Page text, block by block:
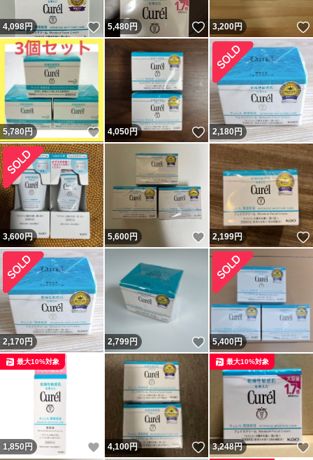
4,098円 いいね！
5,480円 いいね！
3,200円
5,780円 いいね！
4,050円 いいね！
2,180円
3,600円 5,600円 いいね！
2,199円
2,170円 2,799円 いいね！
5,400円
1,850 円 いいね！
最大10%対象
4,100円 いいね！
3,248円
最大10%対象